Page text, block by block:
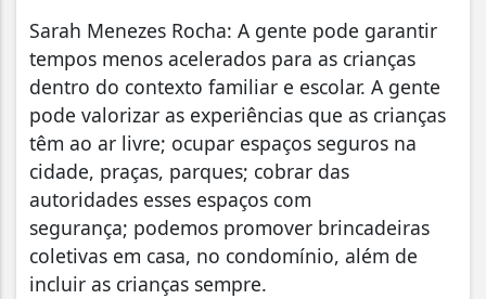
Sarah Menezes Rocha: A gente pode garantir
tempos menos acelerados para as crianças
dentro do contexto familiar e escolar. A gente
pode valorizar as experiências que as crianças
têm ao ar livre; ocupar espaços seguros na
cidade, praças, parques; cobrar das
autoridades esses espaços com
segurança; podemos promover brincadeiras
coletivas em casa, no condomínio, além de
incluir as crianças sempre.